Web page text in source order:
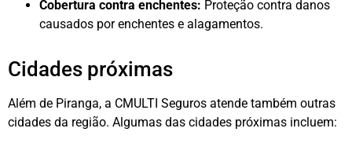
Cobertura contra enchentes: Proteção contra danos
causados por enchentes e alagamentos.
Cidades próximas
Além de Piranga, a CMULTI Seguros atende também outras
cidades da região. Algumas das cidades próximas incluem: